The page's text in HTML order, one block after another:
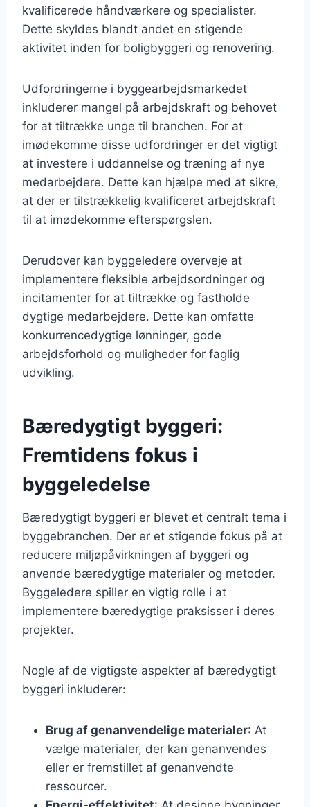
kvalificerede håndværkere og specialister.
Dette skyldes blandt andet en stigende
aktivitet inden for boligbyggeri og renovering.
Udfordringerne i byggearbejdsmarkedet
inkluderer mangel på arbejdskraft og behovet
for at tiltrække unge til branchen. For at
imødekomme disse udfordringer er det vigtigt
at investere i uddannelse og træning af nye
medarbejdere. Dette kan hjælpe med at sikre,
at der er tilstrækkelig kvalificeret arbejdskraft
til at imødekomme efterspørgslen.
Derudover kan byggeledere overveje at
implementere fleksible arbejdsordninger og
incitamenter for at tiltrække og fastholde
dygtige medarbejdere. Dette kan omfatte
konkurrencedygtige lønninger, gode
arbejdsforhold og muligheder for faglig
udvikling.
Bæredygtigt byggeri:
Fremtidens fokus i
byggeledelse
Bæredygtigt byggeri er blevet et centralt tema i
byggebranchen. Der er et stigende fokus på at
reducere miljøpåvirkningen af byggeri og
anvende bæredygtige materialer og metoder.
Byggeledere spiller en vigtig rolle i at
implementere bæredygtige praksisser i deres
projekter.
Nogle af de vigtigste aspekter af bæredygtigt
byggeri inkluderer:
Brug af genanvendelige materialer: At
vælge materialer, der kan genanvendes
eller er fremstillet af genanvendte
ressourcer.